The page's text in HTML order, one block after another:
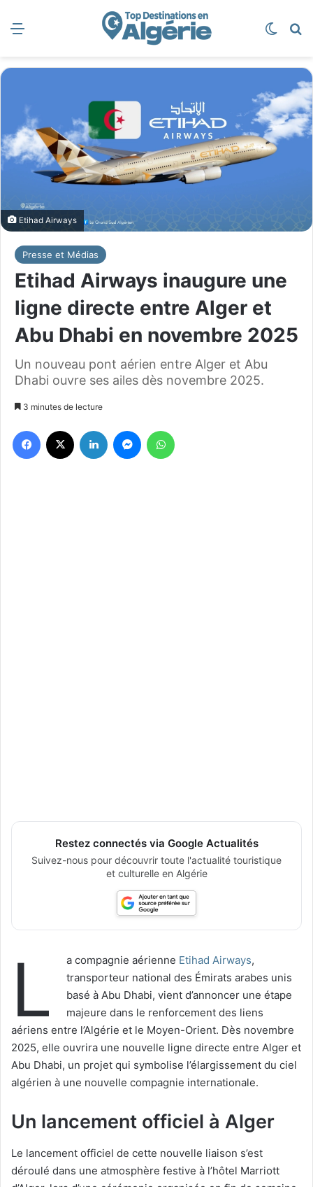
Etihad Airways
Presse et Médias
Etihad Airways inaugure une
ligne directe entre Alger et
Abu Dhabi en novembre 2025
Un nouveau pont aérien entre Alger et Abu
Dhabi ouvre ses ailes dès novembre 2025.
3 minutes de lecture
Restez connectés via Google Actualités
Suivez-nous pour découvrir toute l'actualité touristique
et culturelle en Algérie
L a compagnie aérienne Etihad Airways,
transporteur national des Émirats arabes unis
basé à Abu Dhabi, vient d’annoncer une étape
majeure dans le renforcement des liens
aériens entre l’Algérie et le Moyen-Orient. Dès novembre
2025, elle ouvrira une nouvelle ligne directe entre Alger et
Abu Dhabi, un projet qui symbolise l’élargissement du ciel
algérien à une nouvelle compagnie internationale.
Un lancement officiel à Alger
Le lancement officiel de cette nouvelle liaison s’est
déroulé dans une atmosphère festive à l’hôtel Marriott